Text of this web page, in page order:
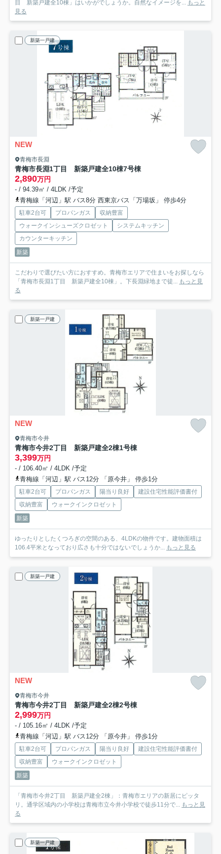
目 新築戸建全10棟」はいかがでしょうか。自然なイメージを... もっと
見る
新築一戸建
NEW
青梅市長淵
青梅市長淵1丁目 新築戸建全10棟7号棟
2,890万円
- / 94.39㎡ / 4LDK /予定
青梅線「河辺」駅 バス8分 西東京バス「万場坂」 停歩4分
駐車2台可 プロパンガス
収納豊富
ウォークインシューズクロゼット
システムキッチン
カウンターキッチン
新築
こだわりで選びたい方におすすめ。青梅市エリアで住まいをお探しなら
「青梅市長淵1丁目 新築戸建全10棟」。下長淵緑地まで徒... もっと見
る
新築一戸建
NEW
青梅市今井
青梅市今井2丁目 新築戸建全2棟1号棟
3,399万円
- / 106.40㎡ / 4LDK /予定
青梅線「河辺」駅 バス12分 「原今井」 停歩1分
駐車2台可 プロパンガス 陽当り良好
建設住宅性能評価書付
収納豊富
ウォークインクロゼット
新築
ゆったりとしたくつろぎの空間のある、4LDKの物件です。建物面積は
106.4平米となっており広さも十分ではないでしょうか... もっと見る
新築一戸建
NEW
青梅市今井
青梅市今井2丁目 新築戸建全2棟2号棟
2,999万円
- / 105.16㎡ / 4LDK /予定
青梅線「河辺」駅 バス12分 「原今井」 停歩1分
駐車2台可 プロパンガス 陽当り良好
建設住宅性能評価書付
収納豊富
ウォークインクロゼット
新築
「青梅市今井2丁目 新築戸建全2棟」：青梅市エリアの新居にピッタ
リ。通学区域内の小学校は青梅市立今井小学校で徒歩11分で... もっと見
る
新築一戸建